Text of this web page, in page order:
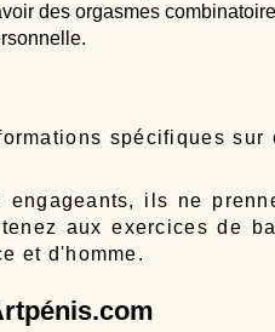
des orgasmes
spécifiques
engageants, ils ne
aux exercices de
et d'homme.